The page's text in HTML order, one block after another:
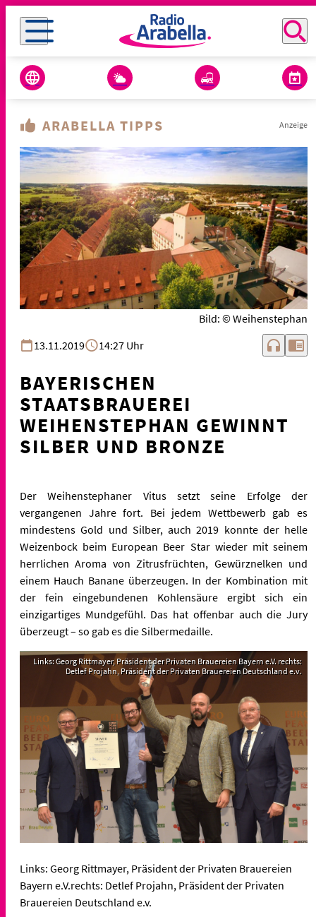
ARABELLA TIPPS Anzeige
Bild: © Weihenstephan
13.11.2019
14:27 Uhr headphones chrome_reader_mode
BAYERISCHEN
STAATSBRAUEREI
WEIHENSTEPHAN GEWINNT
SILBER UND BRONZE
Der Weihenstephaner Vitus setzt seine Erfolge der
vergangenen Jahre fort. Bei jedem Wettbewerb gab es
mindestens Gold und Silber, auch 2019 konnte der helle
Weizenbock beim European Beer Star wieder mit seinem
herrlichen Aroma von Zitrusfrüchten, Gewürznelken und
einem Hauch Banane überzeugen. In der Kombination mit
der fein eingebundenen Kohlensäure ergibt sich ein
einzigartiges Mundgefühl. Das hat offenbar auch die Jury
überzeugt – so gab es die Silbermedaille.
Links: Georg Rittmayer, Präsident der Privaten Brauereien Bayern e.V. rechts:
Detlef Projahn, Präsident der Privaten Brauereien Deutschland e.v.
Links: Georg Rittmayer, Präsident der Privaten Brauereien
Bayern e.V.rechts: Detlef Projahn, Präsident der Privaten
Brauereien Deutschland e.v.